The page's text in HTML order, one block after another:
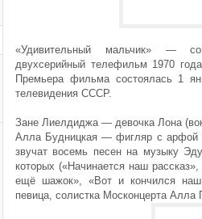
«Удивительный мальчик» —
двухсерийный телефильм 1970
Премьера фильма состоялась 1
телевидения СССР.
Зане Лиелдиджа — девочка Лона
Алла Будницкая — фигляр с арфой
звучат восемь песен на музыку
которых («Начинается наш
ещё шажок», «Вот и кончился наш
певица, солистка Москонцерта Алла